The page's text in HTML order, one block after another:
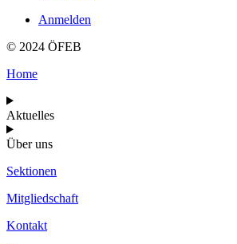
Anmelden
© 2024 ÖFEB
Home
Aktuelles
Über uns
Sektionen
Mitgliedschaft
Kontakt